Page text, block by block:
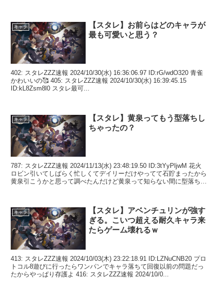
キャラ
【スタレ】お前らはどのキャラが
最も可愛いと思う？
402: スタレZZZ速報 2024/10/30(水) 16:36:06.97 ID:rG/wdO320 青雀
かわいいの🥰 405: スタレZZZ速報 2024/10/30(水) 16:39:45.15
ID:kL8Zsm8l0 スタレ最可...
キャラ
【スタレ】黄泉ってもう型落ちし
ちゃったの？
787: スタレZZZ速報 2024/11/13(水) 23:48:19.50 ID:3tYyPljwM 花火
ロビン引いてしばらく忙しくてデイリーだけやってて石貯まったから
黄泉引こうかと思って調べたんだけど黄泉って知らない間に型落ちし
キャラ
【スタレ】アベンチュリンが強す
ぎる。こいつ超える耐久キャラ来
たらゲーム壊れるｗ
413: スタレZZZ速報 2024/10/03(木) 23:22:18.91 ID:LZNuCNB20 プロ
トコル8遊びに行ったらワンパンでキャラ落ちて回復以前の問題だっ
たからやっぱり存護よ 416: スタレZZZ速報 2024/10/0...